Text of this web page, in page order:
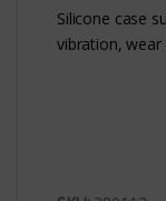
Silicone case
vibration,